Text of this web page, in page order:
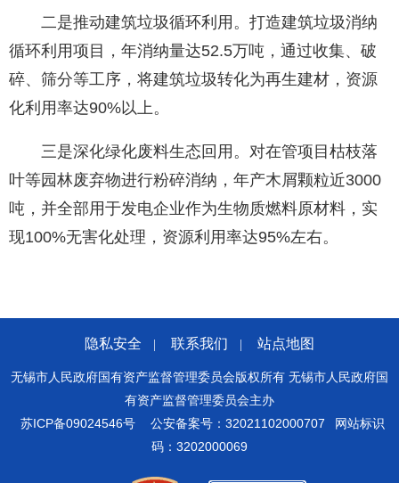
二是推动建筑垃圾循环利用。打造建筑垃圾消纳
循环利用项目，年消纳量达52.5万吨，通过收集、破
碎、筛分等工序，将建筑垃圾转化为再生建材，资源
化利用率达90%以上。
三是深化绿化废料生态回用。对在管项目枯枝落
叶等园林废弃物进行粉碎消纳，年产木屑颗粒近3000
吨，并全部用于发电企业作为生物质燃料原材料，实
现100%无害化处理，资源利用率达95%左右。
隐私安全 联系我们 站点地图
无锡市人民政府国有资产监督管理委员会版权所有 无锡市人民政府国
有资产监督管理委员会主办
苏ICP备09024546号
公安备案号：32021102000707
网站标识
码：3202000069